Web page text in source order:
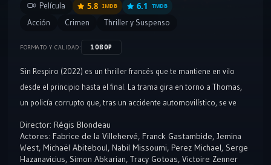
Película 5.8 IMDB 6.1 TMDB
Acción Crimen Thriller y Suspenso
FORMATO Y CALIDAD: 1080P
Sin Respiro (2022) es un thriller francés que te mantiene en vilo
desde el principio hasta el final. La trama gira en torno a Thomas,
un policía corrupto que, tras un accidente automovilístico, se ve
Director: Régis Blondeau
Actores: Fabrice de la Villehervé, Franck Gastambide, Jemina
West, Michaël Abiteboul, Nabil Missoumi, Perez Michael, Serge
Hazanavicius, Simon Abkarian, Tracy Gotoas, Victoire Zenner